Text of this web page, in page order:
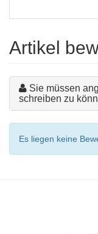
Artikel
Sie müssen
schreiben zu
Es liegen keine